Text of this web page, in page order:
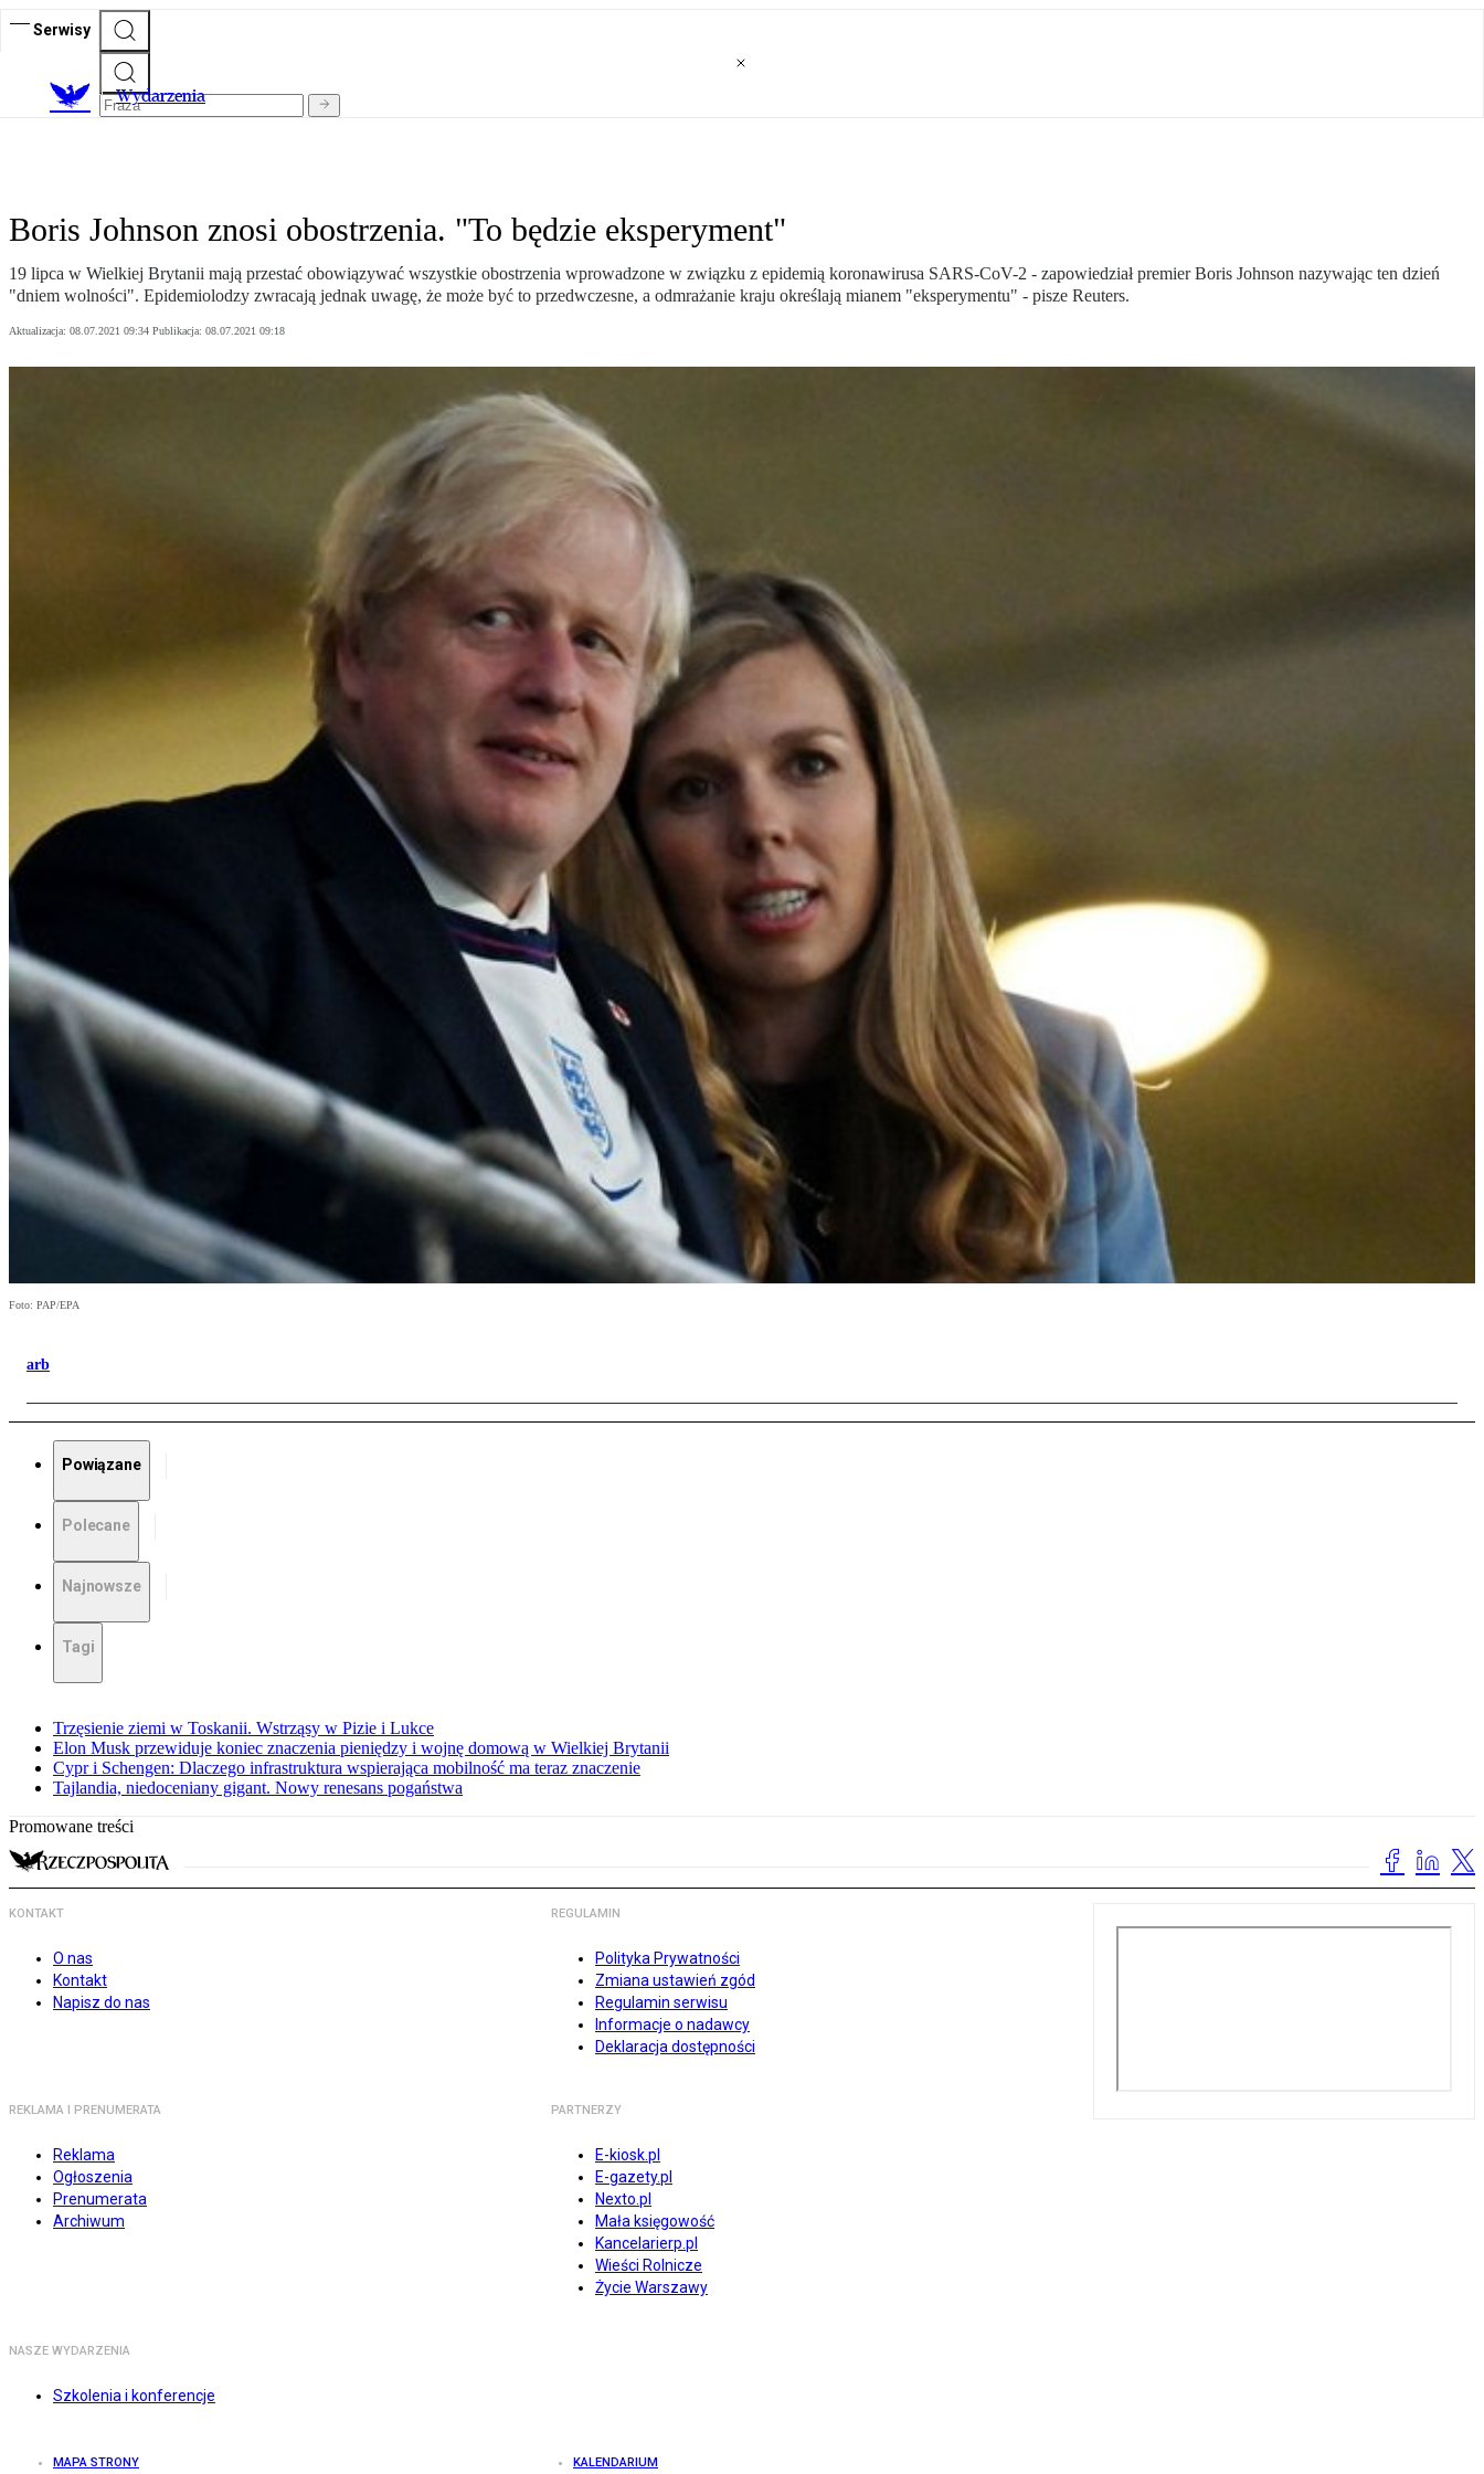
Serwisy
Wydarzenia
Boris Johnson znosi obostrzenia. "To będzie eksperyment"
19 lipca w Wielkiej Brytanii mają przestać obowiązywać wszystkie obostrzenia wprowadzone w związku z epidemią koronawirusa SARS-CoV-2 - zapowiedział premier Boris Johnson nazywając ten dzień
"dniem wolności". Epidemiolodzy zwracają jednak uwagę, że może być to przedwczesne, a odmrażanie kraju określają mianem "eksperymentu" - pisze Reuters.
Aktualizacja: 08.07.2021 09:34 Publikacja: 08.07.2021 09:18
Foto: PAP/EPA
arb
Powiązane
Polecane
Najnowsze
Tagi
Trzęsienie ziemi w Toskanii. Wstrząsy w Pizie i Lukce
Elon Musk przewiduje koniec znaczenia pieniędzy i wojnę domową w Wielkiej Brytanii
Cypr i Schengen: Dlaczego infrastruktura wspierająca mobilność ma teraz znaczenie
Tajlandia, niedoceniany gigant. Nowy renesans pogaństwa
Promowane treści
KONTAKT
O nas
Kontakt
Napisz do nas
REGULAMIN
Polityka Prywatności
Zmiana ustawień zgód
Regulamin serwisu
Informacje o nadawcy
Deklaracja dostępności
REKLAMA I PRENUMERATA
Reklama
Ogłoszenia
Prenumerata
Archiwum
PARTNERZY
E-kiosk.pl
E-gazety.pl
Nexto.pl
Mała księgowość
Kancelarierp.pl
Wieści Rolnicze
Życie Warszawy
NASZE WYDARZENIA
Szkolenia i konferencje
MAPA STRONY KALENDARIUM